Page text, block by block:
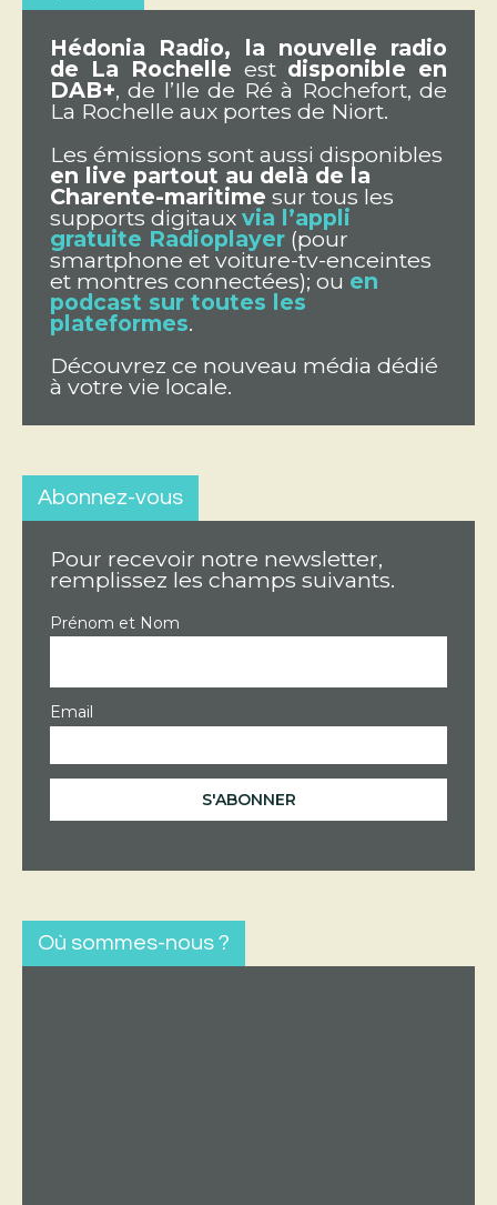
Hédonia Radio, la nouvelle radio
de La Rochelle est disponible en
DAB+, de l’Ile de Ré à Rochefort, de
La Rochelle aux portes de Niort.
Les émissions sont aussi disponibles
en live partout au delà de la
Charente-maritime sur tous les
supports digitaux via l’appli
gratuite Radioplayer (pour
smartphone et voiture-tv-enceintes
et montres connectées); ou en
podcast sur toutes les
plateformes.
Découvrez ce nouveau média dédié
à votre vie locale.
Abonnez-vous
Pour recevoir notre newsletter,
remplissez les champs suivants.
Prénom et Nom
Email
Où sommes-nous ?